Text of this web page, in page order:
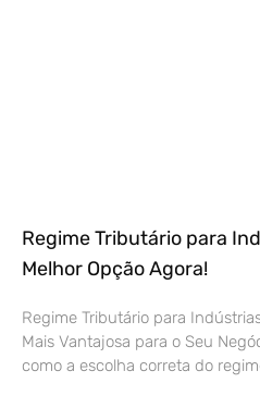
Regime Tributário para
Melhor Opção Agora!
Regime Tributário para
Mais Vantajosa para o Seu
como a escolha correta do